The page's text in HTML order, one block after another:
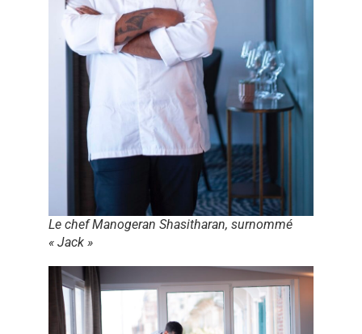
Le chef Manogeran Shasitharan, surnommé
« Jack »